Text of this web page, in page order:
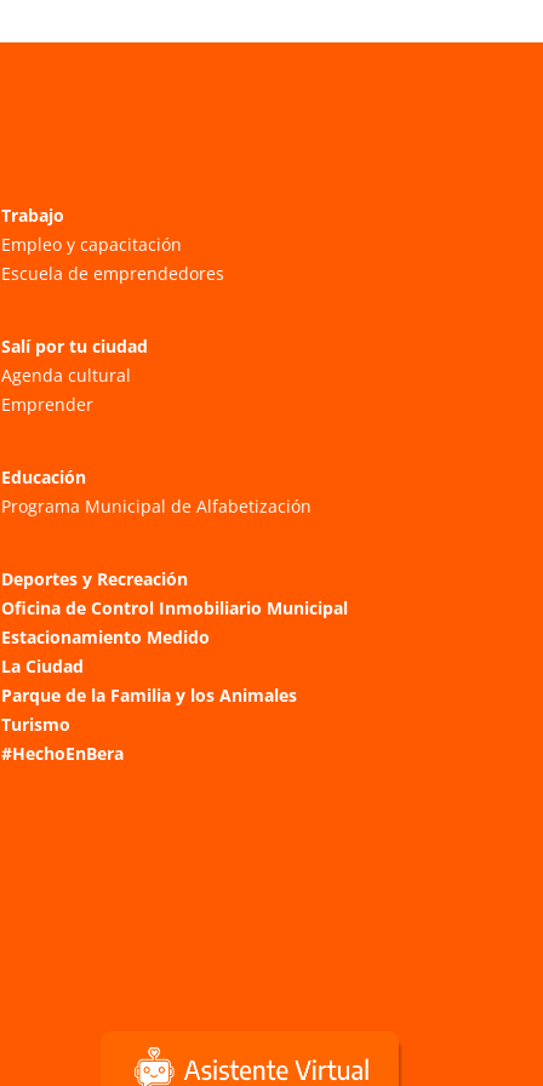
Trabajo
Empleo y capacitación
Escuela de emprendedores
Salí por tu ciudad
Agenda cultural
Emprender
Educación
Programa Municipal de Alfabetización
Deportes y Recreación
Oficina de Control Inmobiliario Municipal
Estacionamiento Medido
La Ciudad
Parque de la Familia y los Animales
Turismo
#HechoEnBera